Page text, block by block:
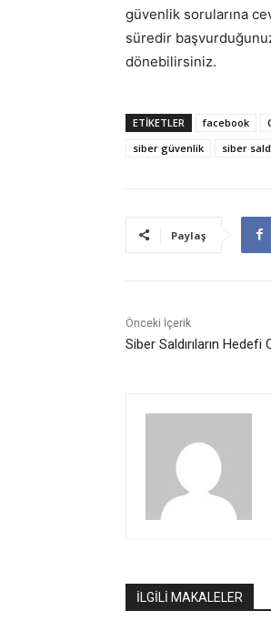
güvenlik sorularına
süredir
dönebilirsiniz.
ETİKETLER facebook
siber güvenlik
siber
Paylaş
Önceki İçerik
Siber Saldırıların Hedefi
İLGİLİ MAKALELER